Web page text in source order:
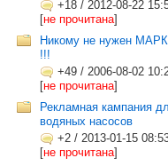
+18 / 2012-08-22
[не прочитана]
Никому не нужен
!!!
+49 / 2006-08-02
[не прочитана]
Рекламная кампания
водяных насосов
+2 / 2013-01-15
[не прочитана]